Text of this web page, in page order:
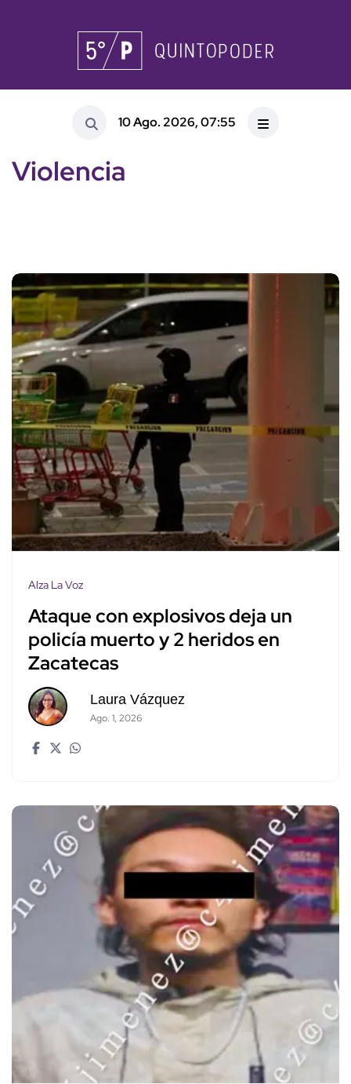
10 Ago. 2026, 07:55
Violencia
Alza La Voz
Ataque con explosivos deja un
policía muerto y 2 heridos en
Zacatecas
Laura Vázquez
Ago. 1, 2026